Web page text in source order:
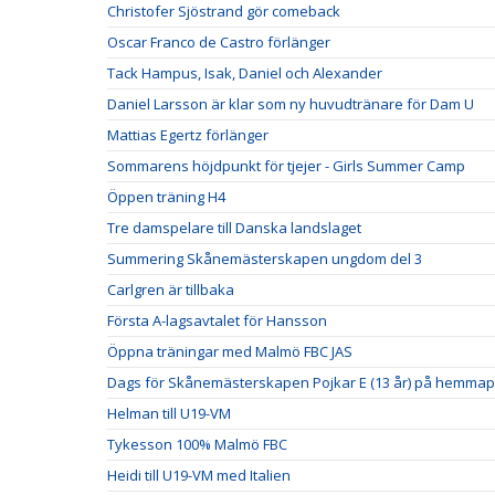
Christofer Sjöstrand gör comeback
Oscar Franco de Castro förlänger
Tack Hampus, Isak, Daniel och Alexander
Daniel Larsson är klar som ny huvudtränare för Dam U
Mattias Egertz förlänger
Sommarens höjdpunkt för tjejer - Girls Summer Camp
Öppen träning H4
Tre damspelare till Danska landslaget
Summering Skånemästerskapen ungdom del 3
Carlgren är tillbaka
Första A-lagsavtalet för Hansson
Öppna träningar med Malmö FBC JAS
Dags för Skånemästerskapen Pojkar E (13 år) på
Helman till U19-VM
Tykesson 100% Malmö FBC
Heidi till U19-VM med Italien